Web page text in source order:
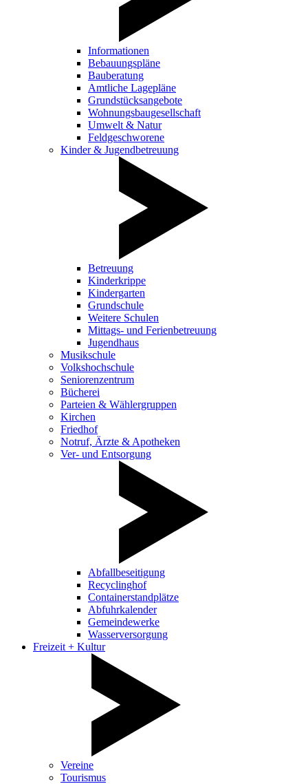
Informationen
Bebauungspläne
Bauberatung
Amtliche Lagepläne
Grundstücksangebote
Wohnungsbaugesellschaft
Umwelt & Natur
Feldgeschworene
Kinder & Jugendbetreuung
Betreuung
Kinderkrippe
Kindergarten
Grundschule
Weitere Schulen
Mittags- und Ferienbetreuung
Jugendhaus
Musikschule
Volkshochschule
Seniorenzentrum
Bücherei
Parteien & Wählergruppen
Kirchen
Friedhof
Notruf, Ärzte & Apotheken
Ver- und Entsorgung
Abfallbeseitigung
Recyclinghof
Containerstandplätze
Abfuhrkalender
Gemeindewerke
Wasserversorgung
Freizeit + Kultur
Vereine
Tourismus